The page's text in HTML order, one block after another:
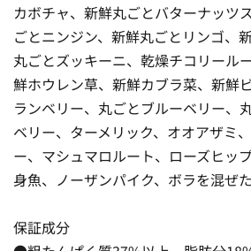
カボチャ、新鮮丸ごとバターナッツ
ごとニンジン、新鮮丸ごとリンゴ、
丸ごとズッキーニ、乾燥チコリール
鮮ホウレン草、新鮮カブラ菜、新鮮
ランベリー、丸ごとブルーベリー、
ベリー、ターメリック、オオアザミ
ー、マシュマロルート、ローズヒッ
身魚、ノーザンパイク、ボラを混ぜ
保証成分